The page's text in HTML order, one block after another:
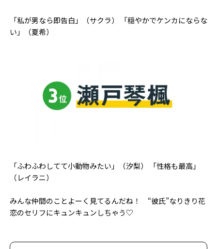
「私が男なら即告白」（サクラ） 「穏やかでケンカにならな
い」（夏希）
「ふわふわしてて小動物みたい」（汐梨） 「性格も最高」
（レイラニ）
みんな仲間のことよーく見てるんだね！ “彼氏”なりきり花
恋のセリフにキュンキュンしちゃう♡